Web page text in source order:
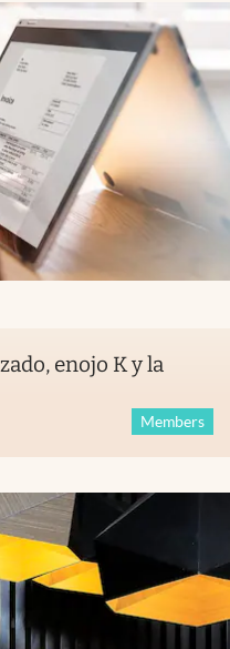
enojo K y la
Members